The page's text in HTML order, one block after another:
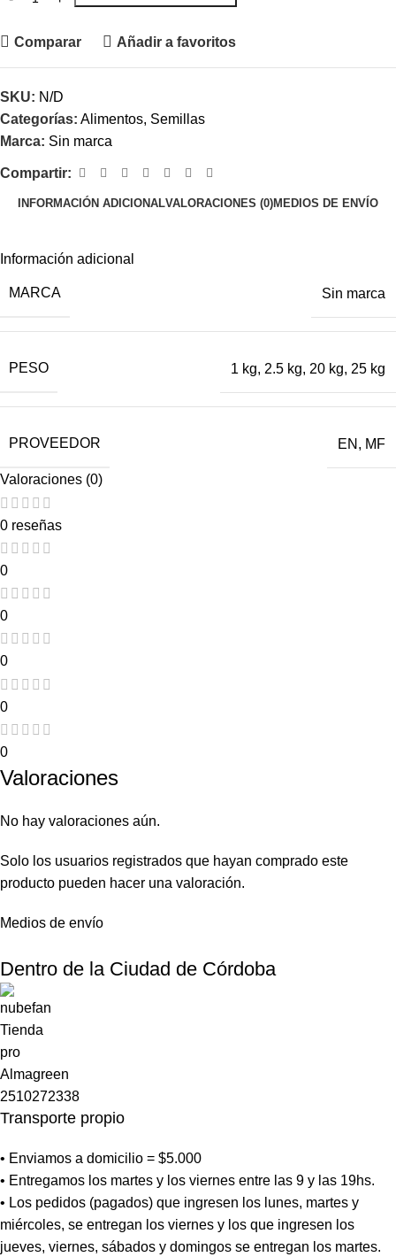
Comparar Añadir a favoritos
SKU: N/D
Categorías: Alimentos, Semillas
Marca: Sin marca
Compartir:
INFORMACIÓN ADICIONALVALORACIONES (0)MEDIOS DE ENVÍO
Información adicional
MARCA Sin marca
PESO 1 kg, 2.5 kg, 20 kg, 25 kg
PROVEEDOR EN , MF
Valoraciones (0)
0 reseñas
0
0
0
0
0
Valoraciones
No hay valoraciones aún.
Solo los usuarios registrados que hayan comprado este
producto pueden hacer una valoración.
Medios de envío
Dentro de la Ciudad de Córdoba
Transporte propio
• Enviamos a domicilio = $5.000
• Entregamos los martes y los viernes entre las 9 y las 19hs.
• Los pedidos (pagados) que ingresen los lunes, martes y
miércoles, se entregan los viernes y los que ingresen los
jueves, viernes, sábados y domingos se entregan los martes.